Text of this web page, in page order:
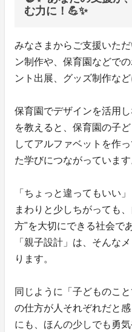
む力に！💪✨
みなさまからご支援いた
ン制作や、保育園などで
ント出展、グッズ制作な
保育園でデザインを活用
を教えると、保育園の子
してアルファベットを作
た学びにつながっています
「ちょっと違ってもいい」
まわりと少しちがっても
方"を大切にできる社会で
「親子設計」は、そんな
ります。
同じように「子どものこ
の仕方が人それぞれだと
にも、ほんの少しでも勇